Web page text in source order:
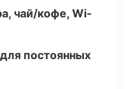
чай/кофе, Wi-
постоянных